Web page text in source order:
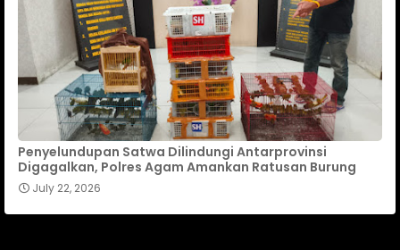
Penyelundupan Satwa Dilindungi Antarprovinsi
Digagalkan, Polres Agam Amankan Ratusan Burung
July 22, 2026